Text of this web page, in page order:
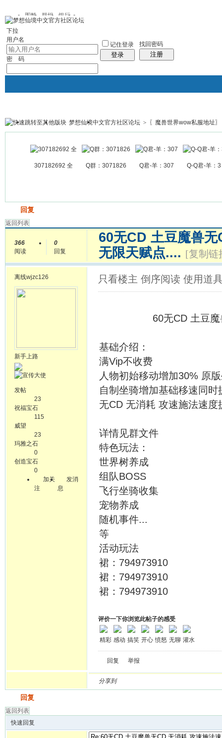
图酷 群组 银行
下拉
用户名
密 码
记住登录
登录
找回密码
注册
银行 群组聚合 我的空间
帖子
梦想仙境中文官方社区论坛 > 〖魔兽世界wow私服地址〗
307182692 全 Q群：3071826 Q君-羊：307 Q-Q君-羊：3
回复
返回列表
366
阅读
0
回复
60无CD 土豆魔兽
无限天赋点.... [复制链
离线wjzc126
新手上路
发帖
23
祝福宝石
115
威望
23
玛雅之石
0
创造宝石
0
加关
注
发消
息
只看楼主 倒序阅读 使用道
60无CD 土豆魔
基础介绍：
满Vip不收费
人物初始移动增加30% 原
自制坐骑增加基础移速同时
无CD 无消耗 攻速施法速
详情见群文件
特色玩法：
世界树养成
组队BOSS
飞行坐骑收集
宠物养成
随机事件...
等
活动玩法
裙：794973910
裙：794973910
裙：794973910
评价一下你浏览此帖子的感受
精彩 感动 搞笑 开心 愤怒 无聊 灌水
回复 举报
分享到
回复
返回列表
快速回复